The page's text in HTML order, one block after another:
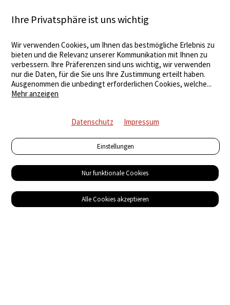
Ihre Privatsphäre ist uns wichtig
Wir verwenden Cookies, um Ihnen das bestmögliche Erlebnis zu
bieten und die Relevanz unserer Kommunikation mit Ihnen zu
verbessern. Ihre Präferenzen sind uns wichtig, wir verwenden
nur die Daten, für die Sie uns Ihre Zustimmung erteilt haben.
Ausgenommen die unbedingt erforderlichen Cookies, welche...
Mehr anzeigen
Datenschutz Impressum
Einstellungen
Nur funktionale Cookies
Alle Cookies akzeptieren